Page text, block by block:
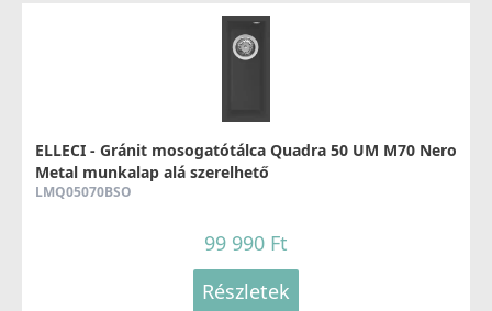
COMPSIF1V
Részletek
ELLECI - Gránit mosogatótálca Quadra 50 UM M70 Nero
Metal munkalap alá szerelhető
LMQ05070BSO
99 990 Ft
Részletek